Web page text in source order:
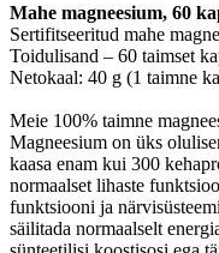
Mahe magneesium, 60
Sertifitseeritud mahe
Toidulisand – 60 taimset
Netokaal: 40 g (1 taimne
Meie 100% taimne
Magneesium on üks
kaasa enam kui 300
normaalset lihaste
funktsiooni ja
säilitada normaalselt